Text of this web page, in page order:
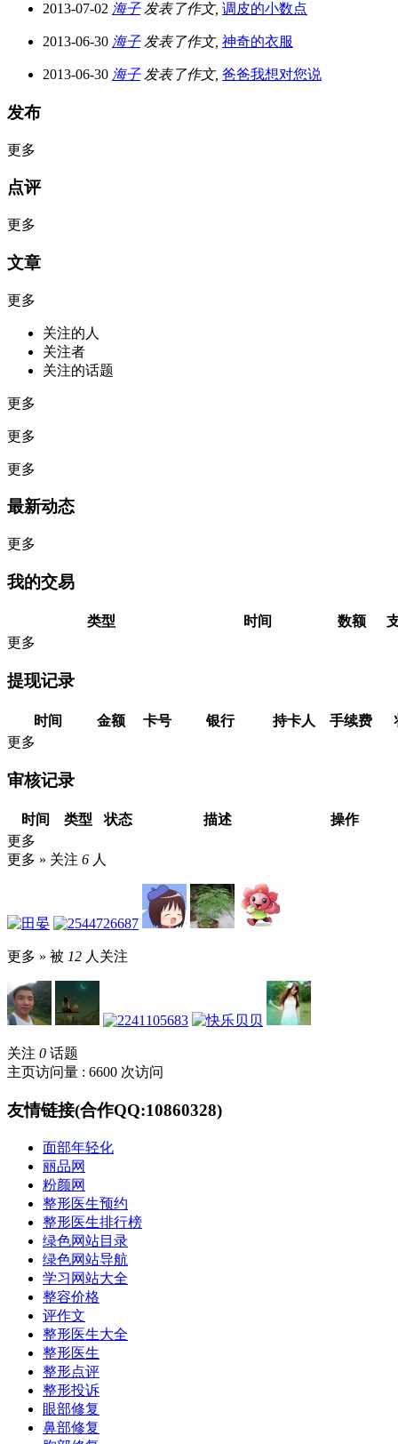
2013-07-02 海子发表了作文, 调皮的小数点
2013-06-30 海子发表了作文, 神奇的衣服
2013-06-30 海子发表了作文, 爸爸我想对您说
发布
更多
点评
更多
文章
更多
关注的人
关注者
关注的话题
更多
更多
更多
最新动态
更多
我的交易
类型 时间 数额
更多
提现记录
时间 金额 卡号 银行 持卡人 手续费
更多
审核记录
时间 类型 状态 描述
操作
更多
更多 » 关注 6 人
更多 » 被 12 人关注
关注 0 话题
主页访问量 : 6600 次访问
友情链接(合作QQ:10860328)
面部年轻化
丽品网
粉颜网
整形医生预约
整形医生排行榜
绿色网站目录
绿色网站导航
学习网站大全
整容价格
评作文
整形医生大全
整形医生
整形点评
整形投诉
眼部修复
鼻部修复